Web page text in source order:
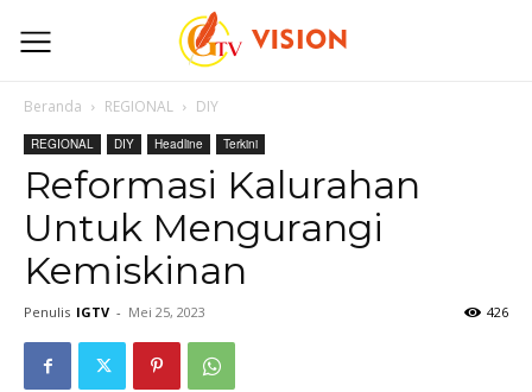
Beranda REGIONAL DIY
REGIONAL DIY Headline Terkini
Reformasi Kalurahan
Untuk Mengurangi
Kemiskinan
Penulis IGTV - Mei 25, 2023 426